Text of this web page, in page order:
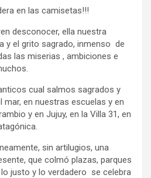
en las camisetas!!!
desconocer, ella nuestra
y el grito sagrado, inmenso de
las miserias , ambiciones e
cual salmos sagrados y
mar, en nuestras escuelas y en
y en Jujuy, en la Villa 31, en
sin artilugios, una
que colmó plazas, parques
justo y lo verdadero se celebra